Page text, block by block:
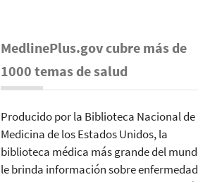
MedlinePlus.gov cubre más de
1000 temas de salud
Producido por la Biblioteca Nacional de
Medicina de los Estados Unidos, la
biblioteca médica más grande del
le brinda información sobre